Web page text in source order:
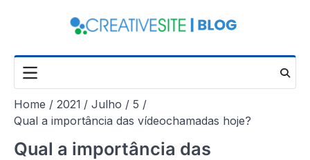
Home 2021 Julho
5
Qual a importância das vídeochamadas hoje?
Qual a importância das